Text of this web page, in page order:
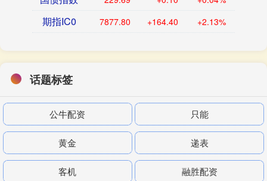
期指IC0 7877.80 +164.40 +2.13%
话题标签
公牛配资 只能
黄金 递表
客机 融胜配资